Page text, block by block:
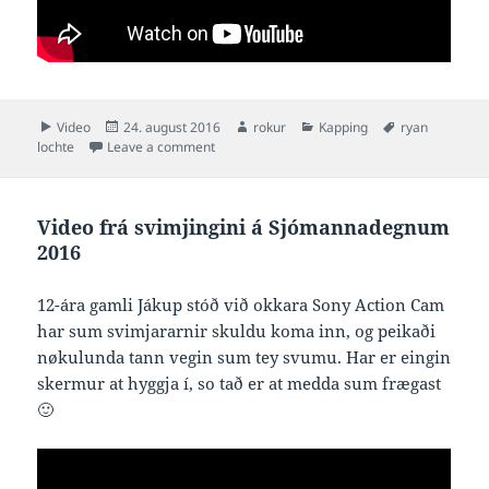
Format
Video
Posted
on
24. august 2016 Author
rokur Categories
Kapping Tags
ryan
lochte
Leave a commenton Lochte fingið autotunaðan tátt frá
Video frá svimjingini á Sjómannadegnum
2016
12-ára gamli Jákup stóð við okkara Sony Action Cam
har sum svimjararnir skuldu koma inn, og peikaði
nøkulunda tann vegin sum tey svumu. Har er eingin
skermur at hyggja í, so tað er at medda sum frægast
🙂